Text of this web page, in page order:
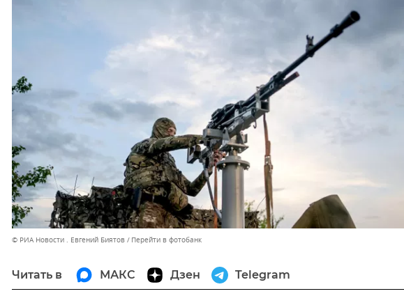
© РИА Новости . Евгений Биятов Перейти в фотобанк
Читать в МАКС Дзен Telegram